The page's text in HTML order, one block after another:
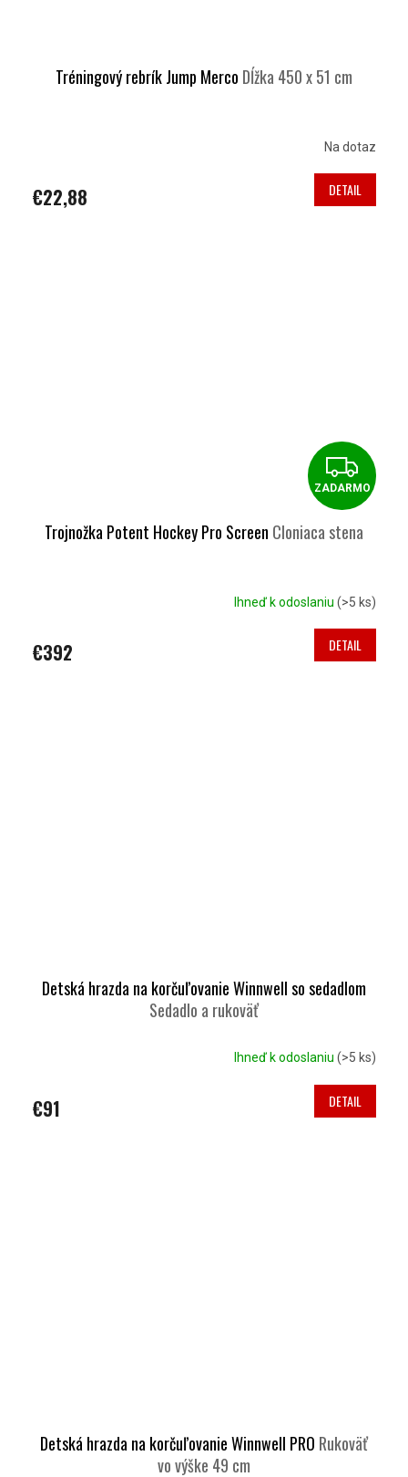
Tréningový rebrík Jump Merco Dĺžka 450 x 51 cm
Na dotaz
€22,88 DETAIL
Z
A
D
R
M
O
ZADARMO
Trojnožka Potent Hockey Pro Screen Cloniaca stena
Ihneď k odoslaniu (>5 ks)
€392 DETAIL
Detská hrazda na korčuľovanie Winnwell so sedadlom
Sedadlo a rukoväť
Ihneď k odoslaniu (>5 ks)
€91 DETAIL
Detská hrazda na korčuľovanie Winnwell PRO Rukoväť
vo výške 49 cm